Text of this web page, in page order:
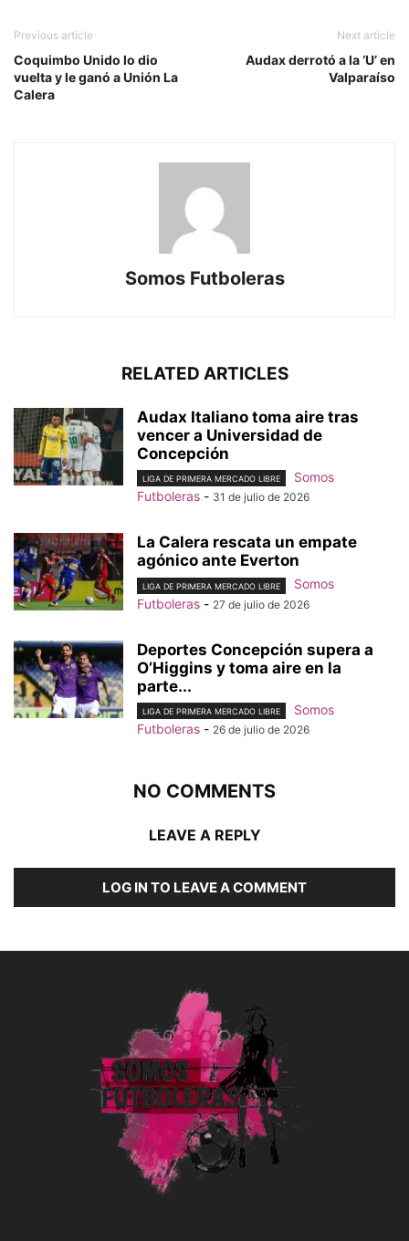
Previous article
Coquimbo Unido lo dio
vuelta y le ganó a Unión La
Calera
Next article
Audax derrotó a la ‘U’ en
Valparaíso
Somos Futboleras
RELATED ARTICLES
Audax Italiano toma aire tras
vencer a Universidad de
Concepción
LIGA DE PRIMERA MERCADO LIBRE
Somos
Futboleras - 31 de julio de 2026
La Calera rescata un empate
agónico ante Everton
LIGA DE PRIMERA MERCADO LIBRE
Somos
Futboleras - 27 de julio de 2026
Deportes Concepción supera a
O’Higgins y toma aire en la
parte...
LIGA DE PRIMERA MERCADO LIBRE
Somos
Futboleras - 26 de julio de 2026
NO COMMENTS
LEAVE A REPLY
LOG IN TO LEAVE A COMMENT